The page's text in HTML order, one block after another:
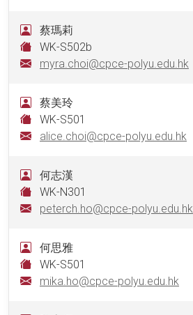
蔡瑪莉
WK-S502b
myra.choi@cpce-polyu.edu.hk
蔡美玲
WK-S501
alice.choi@cpce-polyu.edu.hk
何志漢
WK-N301
peterch.ho@cpce-polyu.edu.hk
何思雅
WK-S501
mika.ho@cpce-polyu.edu.hk